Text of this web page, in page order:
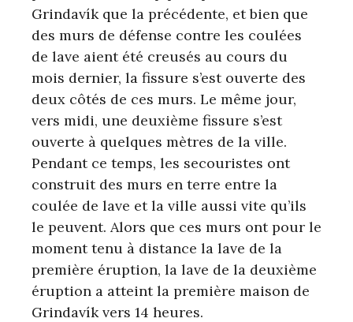
Grindavík que la précédente, et bien que
des murs de défense contre les coulées
de lave aient été creusés au cours du
mois dernier, la fissure s’est ouverte des
deux côtés de ces murs. Le même jour,
vers midi, une deuxième fissure s’est
ouverte à quelques mètres de la ville.
Pendant ce temps, les secouristes ont
construit des murs en terre entre la
coulée de lave et la ville aussi vite qu’ils
le peuvent. Alors que ces murs ont pour le
moment tenu à distance la lave de la
première éruption, la lave de la deuxième
éruption a atteint la première maison de
Grindavík vers 14 heures.